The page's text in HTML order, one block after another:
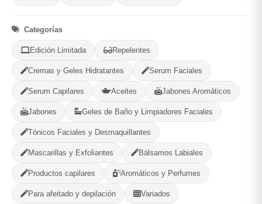
Categorías
Edición Limitada Repelentes
Cremas y Geles Hidratantes Serum Faciales
Serum Capilares Aceites Jabones Aromáticos
Jabones Geles de Baño y Limpiadores Faciales
Tónicos Faciales y Desmaquillantes
Mascarillas y Exfoliantes Bálsamos Labiales
Productos capilares Aromáticos y Perfumes
Para afeitado y depilación Variados
Peso: 50 gramos. ⚖️
Opciones de Envio
Ruta Entrega
Selecciona tu ubicacion